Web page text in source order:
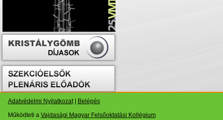
Adatvédelmi Nyilatkozat|
Belépés
Működteti a Vajdasági Magyar Felsőoktatási Kollégium